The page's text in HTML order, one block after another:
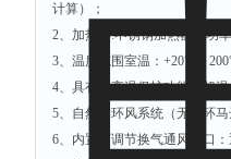
计算）；
2、加热器:不锈钢加热器，功
3、温度范围室温：+20℃～
4、具有超高温保护功能，超
5、自然循环风系统（无循环
6、内置可调节换气通风出口